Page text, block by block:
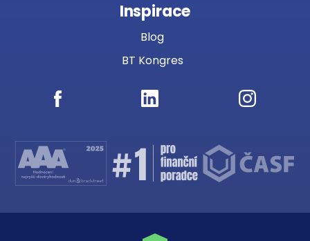
Inspirace
Blog
BT Kongres